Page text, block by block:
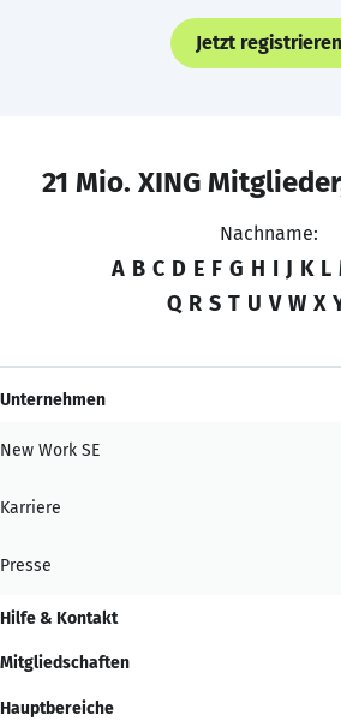
Jetzt registrieren
21 Mio. XING
Nachname:
A B C D E F G H I J K L
Q R S T U V W X
Unternehmen
New Work SE
Karriere
Presse
Hilfe & Kontakt
Mitgliedschaften
Hauptbereiche